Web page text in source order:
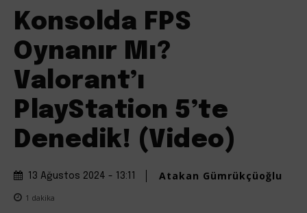
Konsolda FPS
Oynanır Mı?
Valorant’ı
PlayStation 5’te
Denedik! (Video)
13 Ağustos 2024 - 13:11 Atakan Gümrükçüoğlu
1 dakika